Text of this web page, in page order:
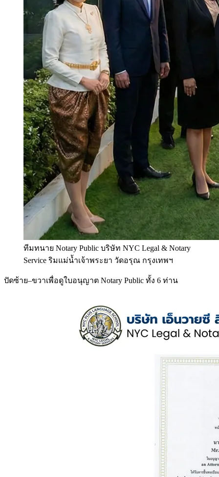
ทีมทนาย Notary Public บริษัท NYC Legal & Notary
Service ริมแม่น้ำเจ้าพระยา วัดอรุณ กรุงเทพฯ
ปัดซ้าย–ขวาเพื่อดูใบอนุญาต Notary Public ทั้ง 6 ท่าน